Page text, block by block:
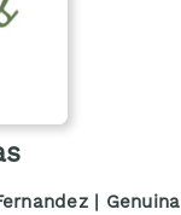
| Genuina